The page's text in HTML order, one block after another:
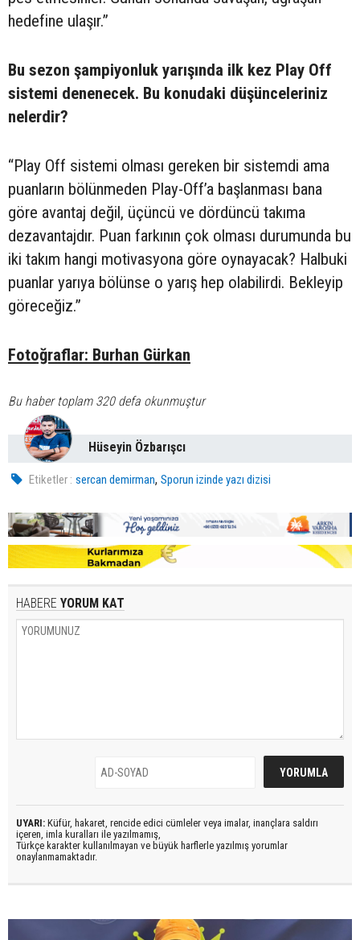
hedefine ulaşır.”
Bu sezon şampiyonluk yarışında ilk kez Play Off
sistemi denenecek. Bu konudaki düşünceleriniz
nelerdir?
“Play Off sistemi olması gereken bir sistemdi ama
puanların bölünmeden Play-Off’a başlanması bana
göre avantaj değil, üçüncü ve dördüncü takıma
dezavantajdır. Puan farkının çok olması durumunda bu
iki takım hangi motivasyona göre oynayacak? Halbuki
puanlar yarıya bölünse o yarış hep olabilirdi. Bekleyip
göreceğiz.”
Fotoğraflar: Burhan Gürkan
Bu haber toplam 320 defa okunmuştur
Hüseyin Özbarışcı
Etiketler : sercan demirman,Sporun izinde yazı dizisi
HABERE YORUM KAT
UYARI: Küfür, hakaret, rencide edici cümleler veya imalar, inançlara saldırı
içeren, imla kuralları ile yazılmamış,
Türkçe karakter kullanılmayan ve büyük harflerle yazılmış yorumlar
onaylanmamaktadır.